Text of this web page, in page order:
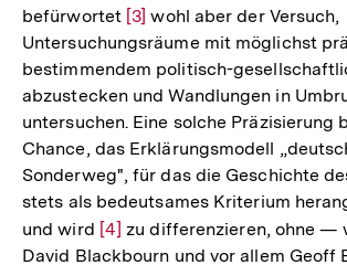
befürwortet Zur
Auflösung
der
Fußnote
[3] wohl aber der Versuch,
Untersuchungsräume mit möglichst
bestimmendem politisch-
abzustecken und Wandlungen in
untersuchen. Eine solche Präzisierung
Chance, das Erklärungsmodell
Sonderweg", für das die Geschichte
stets als bedeutsames Kriterium
und wird Zur
Auflösung
[4] zu differenzieren, ohne —
David Blackbourn und vor allem Geoff